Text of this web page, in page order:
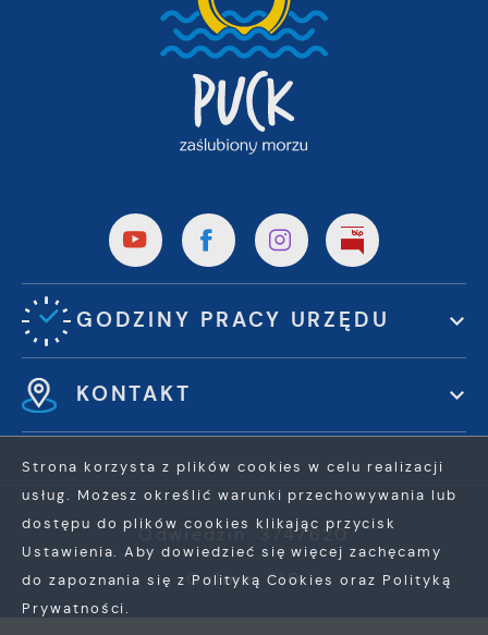
GODZINY PRACY URZĘDU
KONTAKT
Odwiedzin: 3747620
Online: 310
Strona korzysta z plików cookies w celu realizacji
usług. Możesz określić warunki przechowywania lub
dostępu do plików cookies klikając przycisk
Ustawienia. Aby dowiedzieć się więcej zachęcamy
do zapoznania się z Polityką Cookies oraz Polityką
Prywatności.